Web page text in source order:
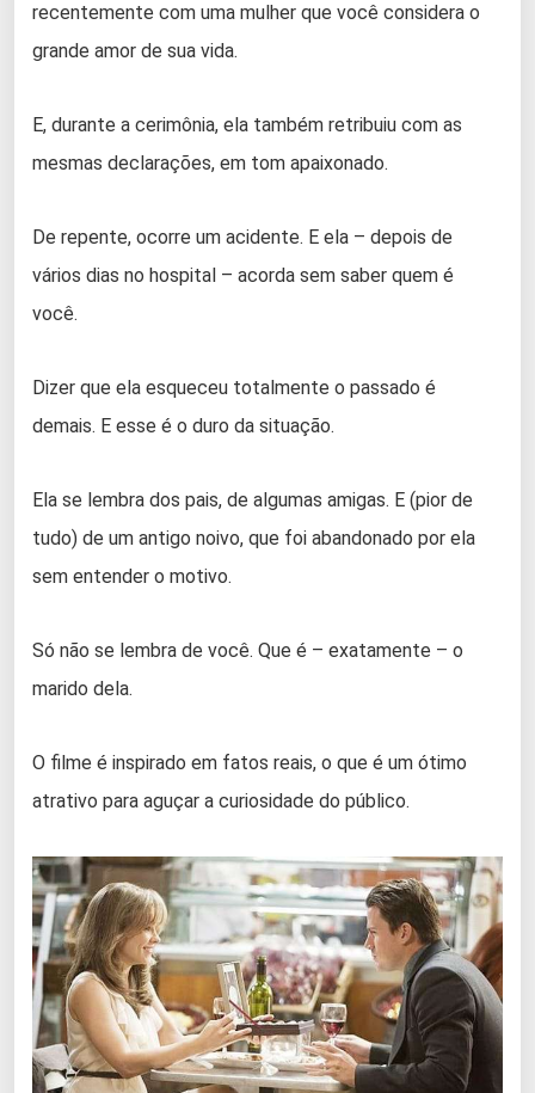
recentemente com uma mulher que você considera o
grande amor de sua vida.
E, durante a cerimônia, ela também retribuiu com as
mesmas declarações, em tom apaixonado.
De repente, ocorre um acidente. E ela – depois de
vários dias no hospital – acorda sem saber quem é
você.
Dizer que ela esqueceu totalmente o passado é
demais. E esse é o duro da situação.
Ela se lembra dos pais, de algumas amigas. E (pior de
tudo) de um antigo noivo, que foi abandonado por ela
sem entender o motivo.
Só não se lembra de você. Que é – exatamente – o
marido dela.
O filme é inspirado em fatos reais, o que é um ótimo
atrativo para aguçar a curiosidade do público.